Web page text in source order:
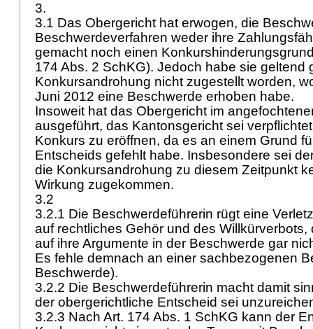
3.
3.1 Das Obergericht hat erwogen, die
Beschwerdeverfahren weder ihre
gemacht noch einen
174 Abs. 2 SchKG). Jedoch habe sie geltend
Konkursandrohung nicht zugestellt worden,
Juni 2012 eine Beschwerde erhoben habe.
Insoweit hat das Obergericht im
ausgeführt, das Kantonsgericht sei
Konkurs zu eröffnen, da es an einem Grund
Entscheids gefehlt habe. Insbesondere sei
die Konkursandrohung zu diesem Zeitpunkt
Wirkung zugekommen.
3.2
3.2.1 Die Beschwerdeführerin rügt eine
auf rechtliches Gehör und des Willkürverbots,
auf ihre Argumente in der Beschwerde gar
Es fehle demnach an einer sachbezogenen
Beschwerde).
3.2.2 Die Beschwerdeführerin macht damit
der obergerichtliche Entscheid sei
3.2.3 Nach Art. 174 Abs. 1 SchKG kann der